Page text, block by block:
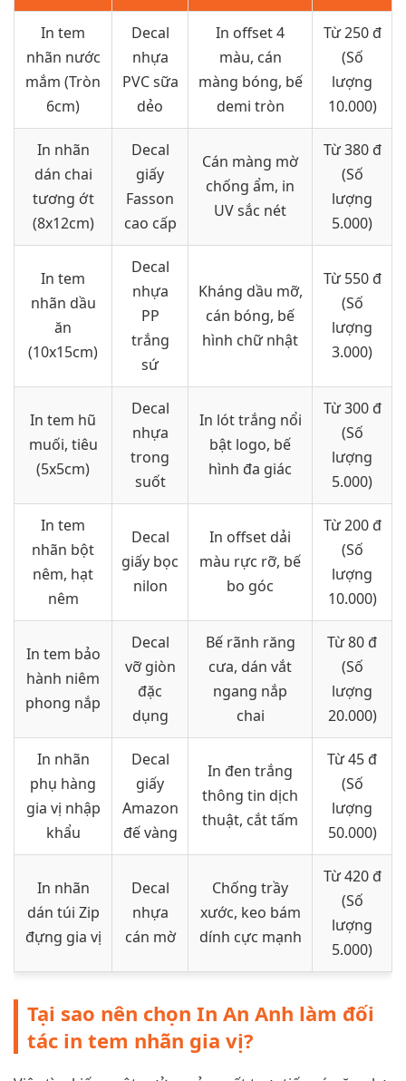
In tem
nhãn nước
mắm (Tròn
6cm)
Decal
nhựa
PVC sữa
dẻo
In offset 4
màu, cán
màng bóng, bế
demi tròn
Từ 250 đ
(Số
lượng
10.000)
In nhãn
dán chai
tương ớt
(8x12cm)
Decal
giấy
Fasson
cao cấp
Cán màng mờ
chống ẩm, in
UV sắc nét
Từ 380 đ
(Số
lượng
5.000)
In tem
nhãn dầu
ăn
(10x15cm)
Decal
nhựa
PP
trắng
sứ
Kháng dầu mỡ,
cán bóng, bế
hình chữ nhật
Từ 550 đ
(Số
lượng
3.000)
In tem hũ
muối, tiêu
(5x5cm)
Decal
nhựa
trong
suốt
In lót trắng nổi
bật logo, bế
hình đa giác
Từ 300 đ
(Số
lượng
5.000)
In tem
nhãn bột
nêm, hạt
nêm
Decal
giấy bọc
nilon
In offset dải
màu rực rỡ, bế
bo góc
Từ 200 đ
(Số
lượng
10.000)
In tem bảo
hành niêm
phong nắp
Decal
vỡ giòn
đặc
dụng
Bế rãnh răng
cưa, dán vắt
ngang nắp
chai
Từ 80 đ
(Số
lượng
20.000)
In nhãn
phụ hàng
gia vị nhập
khẩu
Decal
giấy
Amazon
đế vàng
In đen trắng
thông tin dịch
thuật, cắt tấm
Từ 45 đ
(Số
lượng
50.000)
In nhãn
dán túi Zip
đựng gia vị
Decal
nhựa
cán mờ
Chống trầy
xước, keo bám
dính cực mạnh
Từ 420 đ
(Số
lượng
5.000)
Tại sao nên chọn In An Anh làm đối
tác in tem nhãn gia vị?